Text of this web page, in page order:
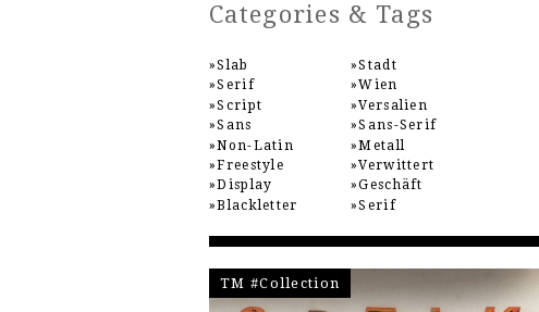
Categories & Tags
Slab
Serif
Script
Sans
Non-Latin
Freestyle
Display
Blackletter
Stadt
Wien
Versalien
Sans-Serif
Metall
Verwittert
Geschäft
Serif
TM #Collection